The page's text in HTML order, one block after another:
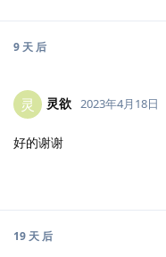
9 天 后
灵 灵欲 2023年4月18日
好的谢谢
19 天 后